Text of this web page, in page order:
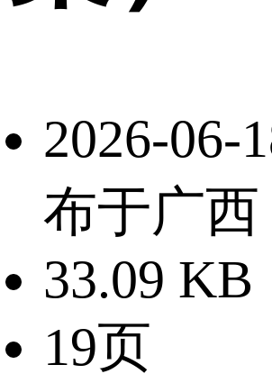
2026-06-
布于广西
33.09 KB
19页